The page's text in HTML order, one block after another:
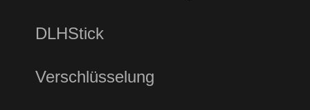
DLHStick
Verschlüsselung